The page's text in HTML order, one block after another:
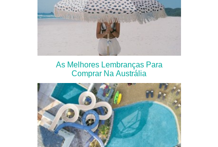
As Melhores Lembranças Para
Comprar Na Austrália